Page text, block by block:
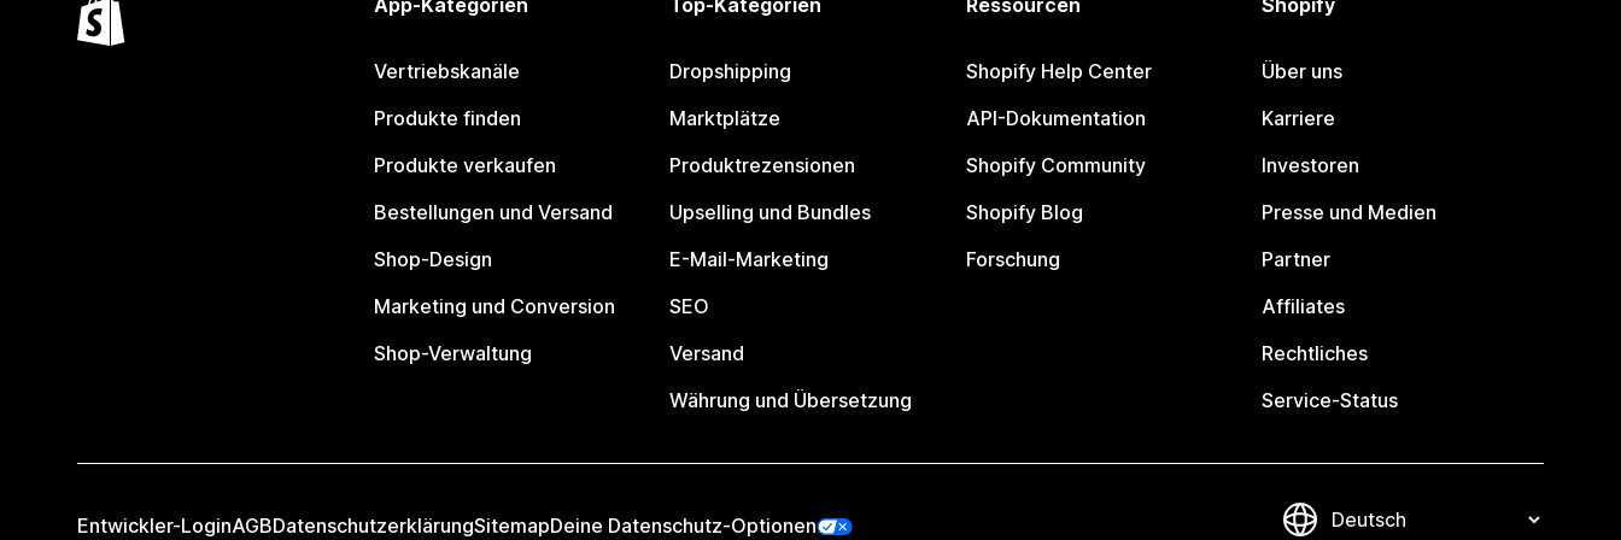
App-Kategorien
Vertriebskanäle
Produkte finden
Produkte verkaufen
Bestellungen und Versand
Shop-Design
Marketing und Conversion
Shop-Verwaltung
Top-Kategorien
Dropshipping
Marktplätze
Produktrezensionen
Upselling und Bundles
E-Mail-Marketing
SEO
Versand
Währung und Übersetzung
Ressourcen
Shopify Help Center
API-Dokumentation
Shopify Community
Shopify Blog
Forschung
Shopify
Über uns
Karriere
Investoren
Presse und Medien
Partner
Affiliates
Rechtliches
Service-Status
Entwickler-LoginAGBDatenschutzerklärungSitemapDeine Datenschutz-Optionen